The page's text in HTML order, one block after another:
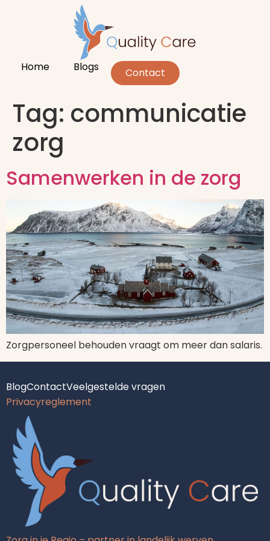
Home Blogs Contact
Tag: communicatie
zorg
Samenwerken in de zorg
Zorgpersoneel behouden vraagt om meer dan salaris.
BlogContactVeelgestelde vragen
Privacyreglement